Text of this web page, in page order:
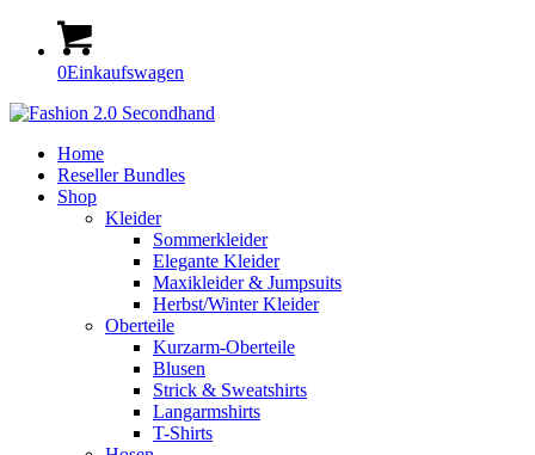
0Einkaufswagen
Home
Reseller Bundles
Shop
Kleider
Sommerkleider
Elegante Kleider
Maxikleider & Jumpsuits
Herbst/Winter Kleider
Oberteile
Kurzarm-Oberteile
Blusen
Strick & Sweatshirts
Langarmshirts
T-Shirts